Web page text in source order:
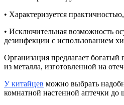
• Характеризуется
• Исключительная возможность
дезинфекции с использованием
Организация предлагает
из металла, изготовленной на
У китайцев можно выбрать
комнатной настенной аптечки до